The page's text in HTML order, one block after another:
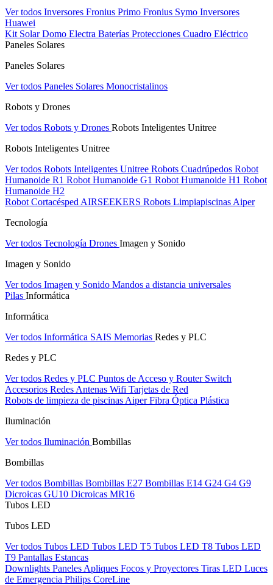
Ver todos Inversores Fronius Primo Fronius Symo Inversores
Huawei
Kit Solar Domo Electra Baterías Protecciones Cuadro Eléctrico
Paneles Solares
Paneles Solares
Ver todos Paneles Solares Monocristalinos
Robots y Drones
Ver todos Robots y Drones Robots Inteligentes Unitree
Robots Inteligentes Unitree
Ver todos Robots Inteligentes Unitree Robots Cuadrúpedos Robot
Humanoide R1 Robot Humanoide G1 Robot Humanoide H1 Robot
Humanoide H2
Robot Cortacésped AIRSEEKERS Robots Limpiapiscinas Aiper
Tecnología
Ver todos Tecnología Drones Imagen y Sonido
Imagen y Sonido
Ver todos Imagen y Sonido Mandos a distancia universales
Pilas Informática
Informática
Ver todos Informática SAIS Memorias Redes y PLC
Redes y PLC
Ver todos Redes y PLC Puntos de Acceso y Router Switch
Accesorios Redes Antenas Wifi Tarjetas de Red
Robots de limpieza de piscinas AiperFibra Óptica Plástica
Iluminación
Ver todos Iluminación Bombillas
Bombillas
Ver todos Bombillas Bombillas E27 Bombillas E14 G24 G4 G9
Dicroicas GU10 Dicroicas MR16
Tubos LED
Tubos LED
Ver todos Tubos LED Tubos LED T5 Tubos LED T8 Tubos LED
T9 Pantallas Estancas
Downlights Paneles Apliques Focos y Proyectores Tiras LED Luces
de Emergencia Philips CoreLine